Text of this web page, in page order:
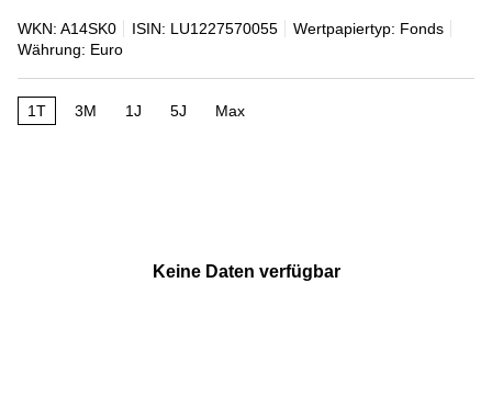
WKN: A14SK0 ISIN: LU1227570055
Wertpapiertyp: Fonds
Währung: Euro
1T 3M 1J 5J Max
Keine Daten verfügbar